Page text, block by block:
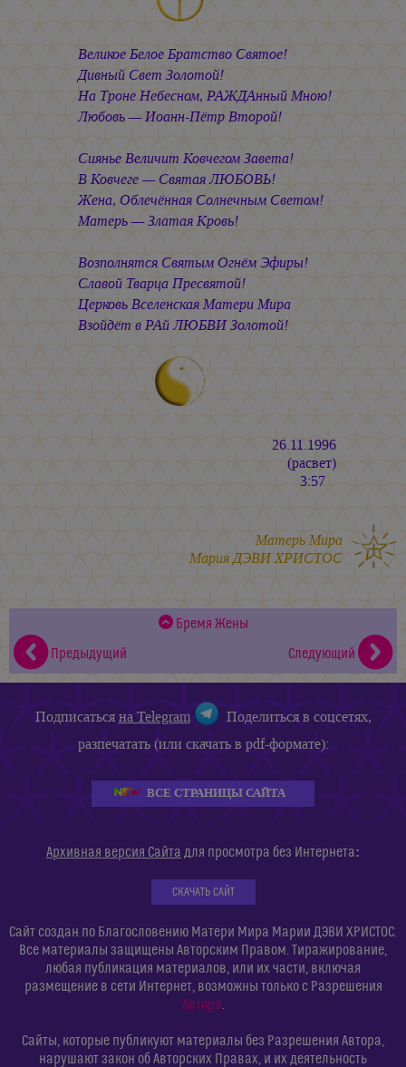
Великое Белое Братство Святое!
Дивный Свет Золотой!
На Троне Небесном, РАЖДАнный Мною!
Любовь —Иоанн-Пётр Второй!
Сиянье Величит Ковчегом Завета!
В Ковчеге — Святая ЛЮБОВЬ!
Жена, Облечённая Солнечным Светом!
Матерь — Златая Кровь!
Возполнятся Святым Огнём Эфиры!
Славой Тварца Пресвятой!
Церковь Вселенская Матери Мира
Взойдёт в РАй ЛЮБВИ Золотой!
26.11.1996
(расвет)
3:57
Матерь Мира
Мария ДЭВИ ХРИСТОС
Бремя Жены
Предыдущий
Следующий
Подписатьсяна Telegram
Поделиться в соцсетях,
разпечатать (или скачать в pdf-формате):
ВСЕ СТРАНИЦЫ САЙТА
Архивная версия Сайта для просмотра без Интернета:
СКАЧАТЬ САЙТ
Сайт создан по Благословению Матери Мира Марии ДЭВИ ХРИСТОС.
Все материалы защищены Авторским Правом. Тиражирование,
любая публикация материалов, или их части, включая
размещение в сети Интернет, возможны только с Разрешения
Автора.
Сайты, которые публикуют материалы без Разрешения Автора,
нарушают закон об Авторских Правах, и их деятельность